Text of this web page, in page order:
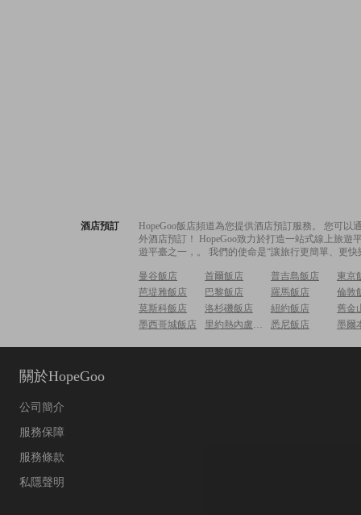
酒店預訂
HopeGoo飯店頻道為您提供酒店預訂服務。 您可
外酒店預訂！ HopeGoo致力於打造一站式線上旅
遊平臺之一，。 我們的使命是“讓旅行更簡單、更
曼谷飯店 首爾飯店 普吉島飯店
東京
芭堤雅飯店
巴黎飯店 羅馬飯店
倫敦
莫斯科飯店
洛杉磯飯店 紐約飯店
舊金
墨西哥城飯店
里約熱內盧飯店 悉尼飯店 墨爾
關於HopeGoo
公司簡介
服務保障
服務條款
私隱聲明